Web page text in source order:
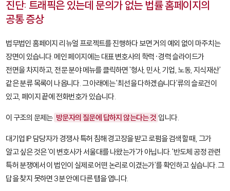
진단: 트래픽은 있는데 문의가 없는 법률 홈페이지의
공통 증상
법무법인 홈페이지 리뉴얼 프로젝트를 진행하다 보면 거의 예외 없이 마주치는
장면이 있습니다. 메인 페이지에는 대표 변호사의 학력·경력 슬라이드가
전면을 차지하고, 전문 분야 메뉴를 클릭하면 '형사, 민사, 기업, 노동, 지식재산'
같은 분류 목록이 나옵니다. 그 아래에는 '최선을 다하겠습니다'류의 슬로건이
있고, 페이지 끝에 전화번호가 있습니다.
이 구조의 문제는 방문자의 질문에 답하지 않는다는 것 입니다.
대기업 IP 담당자가 경쟁사 특허 침해 경고장을 받고 로펌을 검색할 때, 그가
알고 싶은 것은 '이 변호사가 서울대를 나왔는가'가 아닙니다. '반도체 공정 관련
특허 분쟁에서 이 법인이 실제로 어떤 논리로 이겼는가'를 확인하고 싶습니다. 그
답을 찾지 못하면 3분 안에 다른 탭을 엽니다.